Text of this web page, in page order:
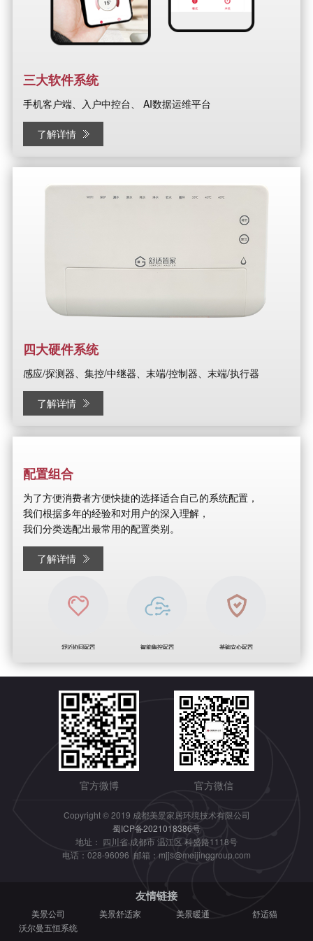
三大软件系统
手机客户端、入户中控台、 AI数据运维平台
了解详情
四大硬件系统
感应/探测器、集控/中继器、末端/控制器、末端/执行器
了解详情
配置组合
为了方便消费者方便快捷的选择适合自己的系统配置，
我们根据多年的经验和对用户的深入理解，
我们分类选配出最常用的配置类别。
了解详情
官方微博 官方微信
Copyright © 2019 成都美景家居环境技术有限公司
蜀ICP备2021018386号
地址： 四川省·成都市 温江区 科盛路1118号
电话：028-96096 邮箱：mjjs@meijinggroup.com
友情链接
美景公司 美景舒适家 美景暖通
舒适猫
沃尔曼五恒系统